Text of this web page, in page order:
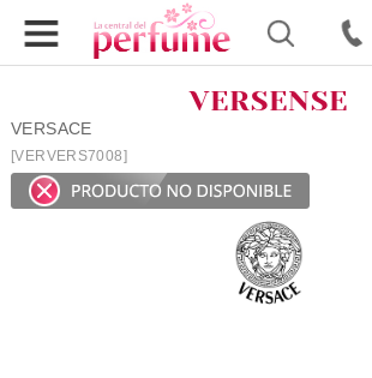
VERSENSE
VERSACE
[VERVERS7008]